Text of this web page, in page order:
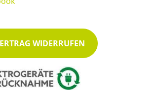
WIDERRUFEN